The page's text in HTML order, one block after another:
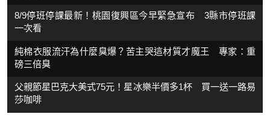
8/9停班停課最新！桃園復興區今早緊急宣布 3縣市停班課
一次看
純棉衣服流汗為什麼臭爆？苦主哭這材質才魔王 專家：重
磅三倍臭
父親節星巴克大美式75元！星冰樂半價多1杯 買一送一路易
莎咖啡